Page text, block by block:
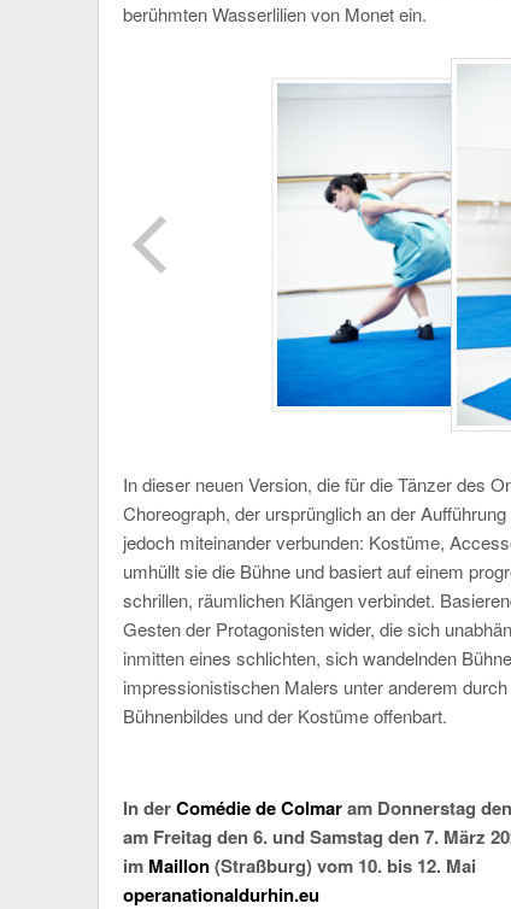
berühmten Wasserlilien von Monet ein.
In dieser neuen Version, die für die Tänzer des
Choreograph, der ursprünglich an der
jedoch miteinander verbunden: Kostüme,
umhüllt sie die Bühne und basiert auf einem
schrillen, räumlichen Klängen verbindet.
Gesten der Protagonisten wider, die sich
inmitten eines schlichten, sich wandelnden
impressionistischen Malers unter anderem
Bühnenbildes und der Kostüme offenbart.
In derComédie de Colmaram Donnerstag
am Freitag den 6. und Samstag den 7. März
im Maillon(Straßburg) vom 10. bis 12. Mai
operanationaldurhin.eu